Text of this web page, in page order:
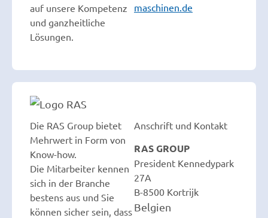
auf unsere Kompetenz
und ganzheitliche
Lösungen.
maschinen.de
Die RAS Group bietet
Mehrwert in Form von
Know-how.
Die Mitarbeiter kennen
sich in der Branche
bestens aus und Sie
können sicher sein, dass
Anschrift und Kontakt
RAS GROUP
President Kennedypark
27A
B-8500 Kortrijk
Belgien